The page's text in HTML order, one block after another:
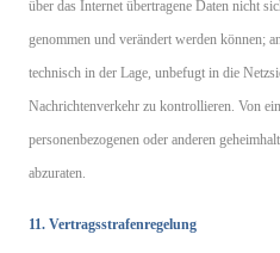
über das Internet übertragene Daten nicht
genommen und verändert werden können;
technisch in der Lage, unbefugt in die
Nachrichtenverkehr zu kontrollieren. Von
personenbezogenen oder anderen
abzuraten.
11. Vertragsstrafenregelung